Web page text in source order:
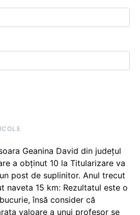
Geanina David din județul
a obținut 10 la Titularizare va
post de suplinitor. Anul trecut
naveta 15 km: Rezultatul este o
însă consider că
valoare a unui profesor se